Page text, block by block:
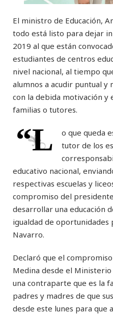
El ministro de Educación,
todo está listo para dejar
2019 al que están
estudiantes de centros
nivel nacional, al tiempo
alumnos a acudir puntual y
con la debida motivación y
familias o tutores.
“L
o que queda
tutor de los
educativo nacional,
respectivas escuelas y
compromiso del
desarrollar una educación
igualdad de oportunidades
Navarro.
Declaró que el
Medina desde el
una contraparte que es la
padres y madres de que
desde este lunes para que